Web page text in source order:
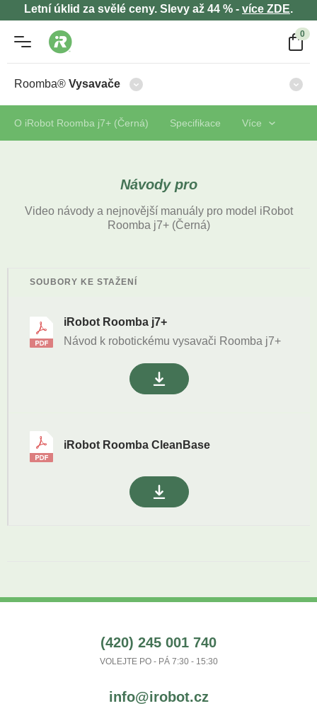
Letní úklid za svělé ceny. Slevy až 44 % - více ZDE.
0
Roomba® Vysavače
O iRobot Roomba j7+ (Černá) Specifikace Více
Návody pro
Video návody a nejnovější manuály pro model iRobot
Roomba j7+ (Černá)
SOUBORY KE STAŽENÍ
iRobot Roomba j7+
Návod k robotickému vysavači Roomba j7+
iRobot Roomba CleanBase
(420) 245 001 740
VOLEJTE PO - PÁ 7:30 - 15:30
info@irobot.cz